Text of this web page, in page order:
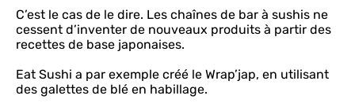
C’est le cas de le dire. Les chaînes de bar à sushis ne
cessent d’inventer de nouveaux produits à partir des
recettes de base japonaises.
Eat Sushi a par exemple créé le Wrap’jap, en utilisant
des galettes de blé en habillage.